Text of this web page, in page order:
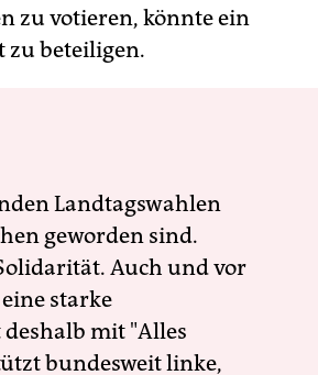
zu votieren, könnte ein
zu beteiligen.
Landtagswahlen
geworden sind.
Auch und vor
starke
mit "Alles
bundesweit linke,